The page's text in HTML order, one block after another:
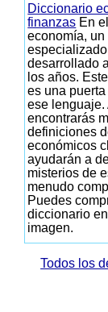
Diccionario
finanzas En
economía,
desarrollado
los años.
es una
ese lenguaje.
encontrarás
definiciones
económicos
ayudarán a
misterios de
menudo
Puedes
diccionario
imagen.
Todos los